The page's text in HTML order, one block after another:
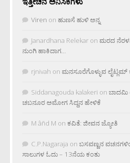
Viren on ಹುಣಸೆ ಹುಳಿ ಅನ್ನ
Janardhana Relekar on ಮರದ
ನುಂಗಿ ಹಾಕಿದಾಗ…
rjnivah on ಮನಸೂರೆಗೊಳ್ಳುವ
Siddanagouda kalakeri on ಬಾದಮಿ
ಚಬನೂರ ಅಮೋಗ ಸಿದ್ದನ ಹೇಳಿಕೆ
M âñd M on ಕವಿತೆ: ಜೀವನ ಜ್ಯೋತಿ
C.P.Nagaraja on ಬಸವಣ್ಣನ
ಸಾಲುಗಳ ಓದು – 13ನೆಯ ಕಂತು